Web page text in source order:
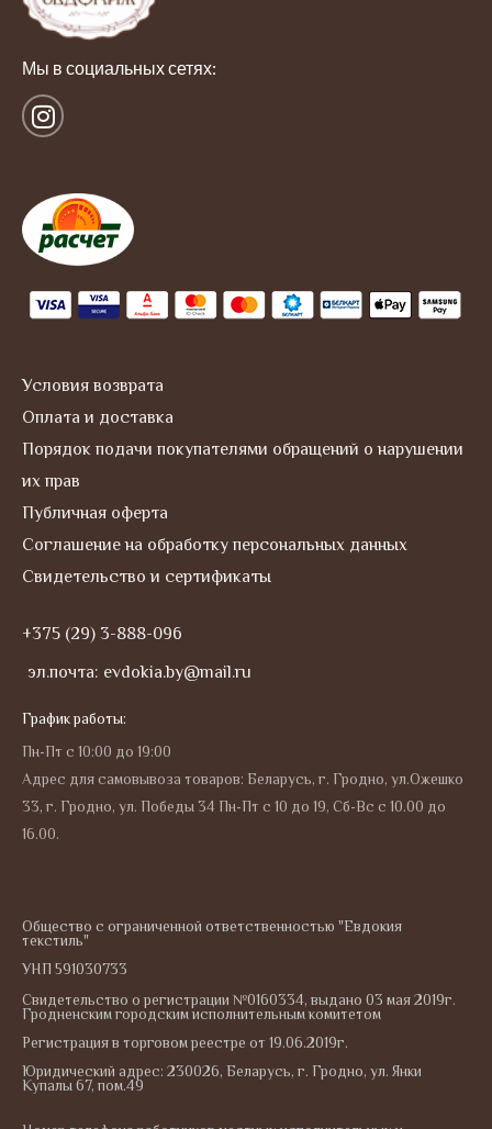
Мы в социальных сетях:
I
n
a
g
r
a
m
Условия возврата
Оплата и доставка
Порядок подачи покупателями обращений о нарушении
их прав
Публичная оферта
Соглашение на обработку персональных данных
Свидетельство и сертификаты
+375 (29) 3-888-096
эл.почта: evdokia.by@mail.ru
График работы:
Пн-Пт с 10:00 до 19:00
Адрес для самовывоза товаров: Беларусь, г. Гродно, ул.Ожешко
33, г. Гродно, ул. Победы 34 Пн-Пт с 10 до 19, Сб-Вс с 10.00 до
16.00.
Общество с ограниченной ответственностью "Евдокия
текстиль"
УНП 591030733
Свидетельство о регистрации №0160334, выдано 03 мая 2019г.
Гродненским городским исполнительным комитетом
Регистрация в торговом реестре от 19.06.2019г.
Юридический адрес: 230026, Беларусь, г. Гродно, ул. Янки
Купалы 67, пом.49